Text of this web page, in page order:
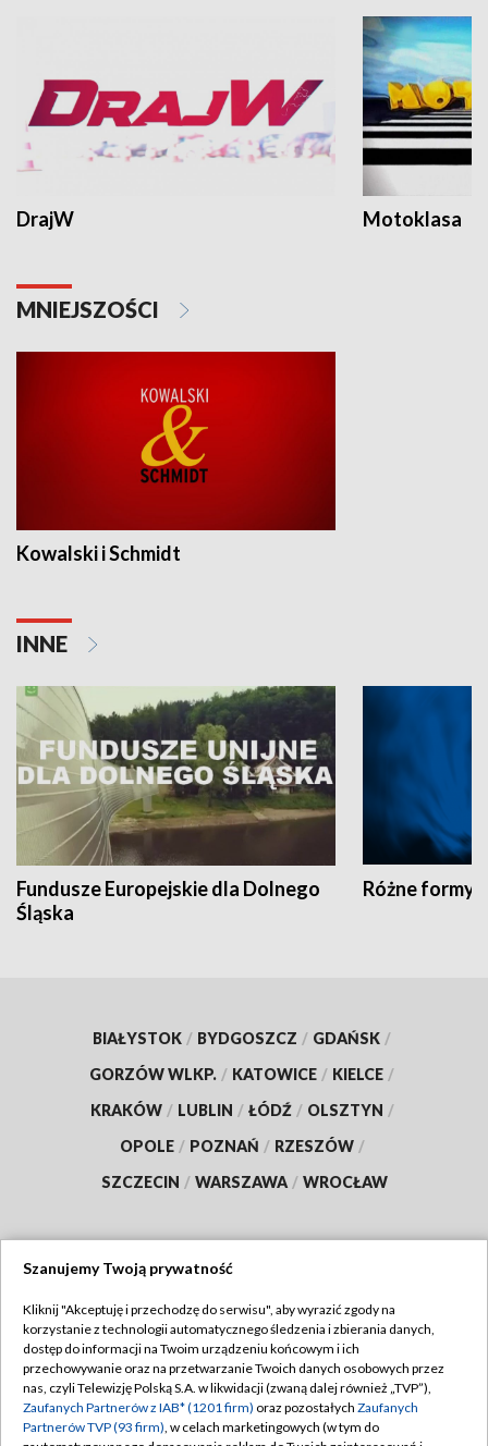
DrajW Motoklasa
MNIEJSZOŚCI
Kowalski i Schmidt
INNE
Fundusze Europejskie dla Dolnego
Śląska
Różne formy
BIAŁYSTOK / BYDGOSZCZ / GDAŃSK /
GORZÓW WLKP. / KATOWICE / KIELCE /
KRAKÓW / LUBLIN / ŁÓDŹ / OLSZTYN /
OPOLE / POZNAŃ / RZESZÓW /
SZCZECIN / WARSZAWA / WROCŁAW
TVP
Abonament TVP
Emisja w TVP
Centrum informacji TVP
Regulamin TVP
Polityka prywatności
Szanujemy Twoją prywatność
Kliknij "Akceptuję i przechodzę do serwisu", aby wyrazić zgody na
korzystanie z technologii automatycznego śledzenia i zbierania danych,
dostęp do informacji na Twoim urządzeniu końcowym i ich
przechowywanie oraz na przetwarzanie Twoich danych osobowych przez
nas, czyli Telewizję Polską S.A. w likwidacji (zwaną dalej również „TVP”),
Zaufanych Partnerów z IAB* (1201 firm) oraz pozostałych Zaufanych
Partnerów TVP (93 firm), w celach marketingowych (w tym do